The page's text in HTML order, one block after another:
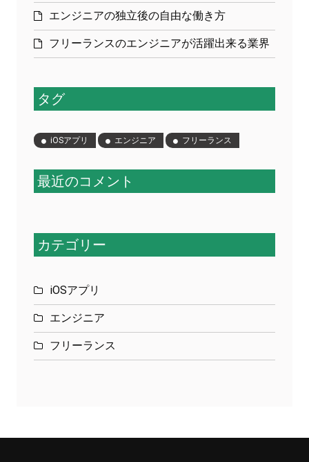
エンジニアの独立後の自由な働き方
フリーランスのエンジニアが活躍出来る業界
タグ
iOSアプリ エンジニア フリーランス
最近のコメント
カテゴリー
iOSアプリ
エンジニア
フリーランス